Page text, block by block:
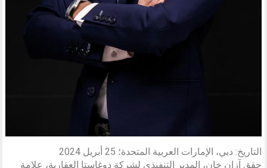
التاريخ: دبي، الإمارات العربية المتحدة؛ 25 أبريل 2024
حقق آزان خان، المدير التنفيذي لشركة دوغاستا العقارية، علامة